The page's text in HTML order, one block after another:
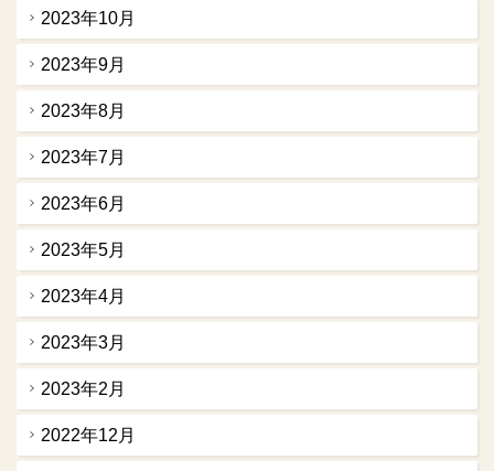
2023年10月
2023年9月
2023年8月
2023年7月
2023年6月
2023年5月
2023年4月
2023年3月
2023年2月
2022年12月